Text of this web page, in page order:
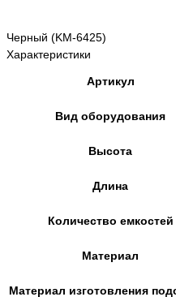
Черный (KM-6425)
Характеристики
Артикул
Вид оборудования
Высота
Длина
Количество емкостей
Материал
Материал изготовления